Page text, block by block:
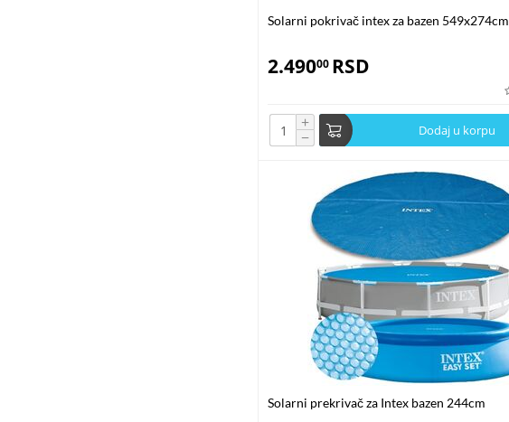
Solarni pokrivač intex za bazen 549x274cm
2.49000 RSD
+
− Dodaj u korpu
Solarni prekrivač za Intex bazen 244cm